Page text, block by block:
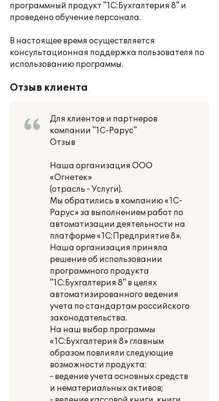
программный продукт "1С:Бухгалтерия 8" и
проведено обучение персонала.
В настоящее время осуществляется
консультационная поддержка пользователя по
использованию программы.
Отзыв клиента
Для клиентов и партнеров
компании "1С-Рарус"
Отзыв
Наша организация ООО
«Огнетек»
(отрасль - Услуги).
Мы обратились в компанию «1С-
Рарус» за выполнением работ по
автоматизации деятельности на
платформе «1С:Предприятие 8».
Наша организация приняла
решение об использовании
программного продукта
"1С:Бухгалтерия 8" в целях
автоматизированного ведения
учета по стандартам российского
законодательства.
На наш выбор программы
«1С:Бухгалтерия 8» главным
образом повлияли следующие
возможности продукта:
- ведение учета основных средств
и нематериальных активов;